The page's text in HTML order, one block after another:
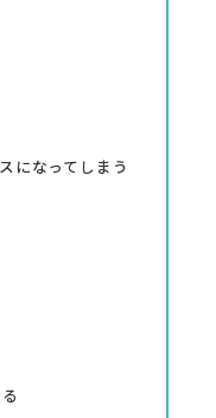
になってしまう